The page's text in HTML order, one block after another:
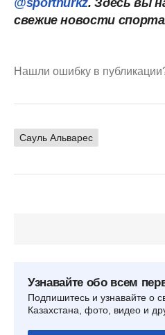
свежие новости
Нашли ошибку в
Сауль Альварес
Узнавайте обо всем
Подпишитесь и узнавайте о
Казахстана, фото, видео и